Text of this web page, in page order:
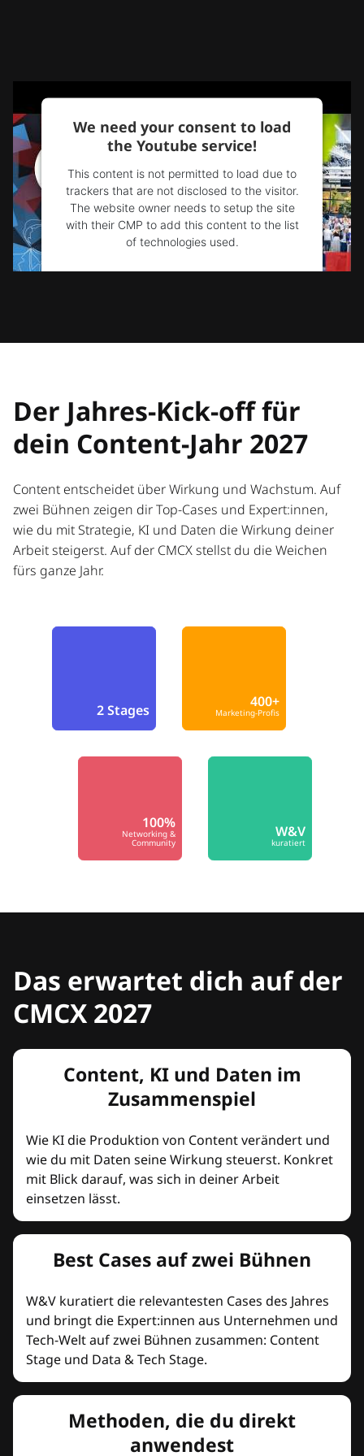
We need your consent to load
the Youtube service!
This content is not permitted to load due to
trackers that are not disclosed to the visitor.
The website owner needs to setup the site
with their CMP to add this content to the list
of technologies used.
Powered byUsercentrics Consent
Der Jahres-Kick-off für
dein Content-Jahr 2027
Content entscheidet über Wirkung und Wachstum. Auf
zwei Bühnen zeigen dir Top-Cases und Expert:innen,
wie du mit Strategie, KI und Daten die Wirkung deiner
Arbeit steigerst. Auf der CMCX stellst du die Weichen
fürs ganze Jahr.
2 Stages 400+
Marketing-Profis
100%
Networking &
Community
W&V
kuratiert
Das erwartet dich auf der
CMCX 2027
Content, KI und Daten im
Zusammenspiel
Wie KI die Produktion von Content verändert und
wie du mit Daten seine Wirkung steuerst. Konkret
mit Blick darauf, was sich in deiner Arbeit
einsetzen lässt.
Best Cases auf zwei Bühnen
W&V kuratiert die relevantesten Cases des Jahres
und bringt die Expert:innen aus Unternehmen und
Tech-Welt auf zwei Bühnen zusammen: Content
Stage und Data & Tech Stage.
Methoden, die du direkt
anwendest